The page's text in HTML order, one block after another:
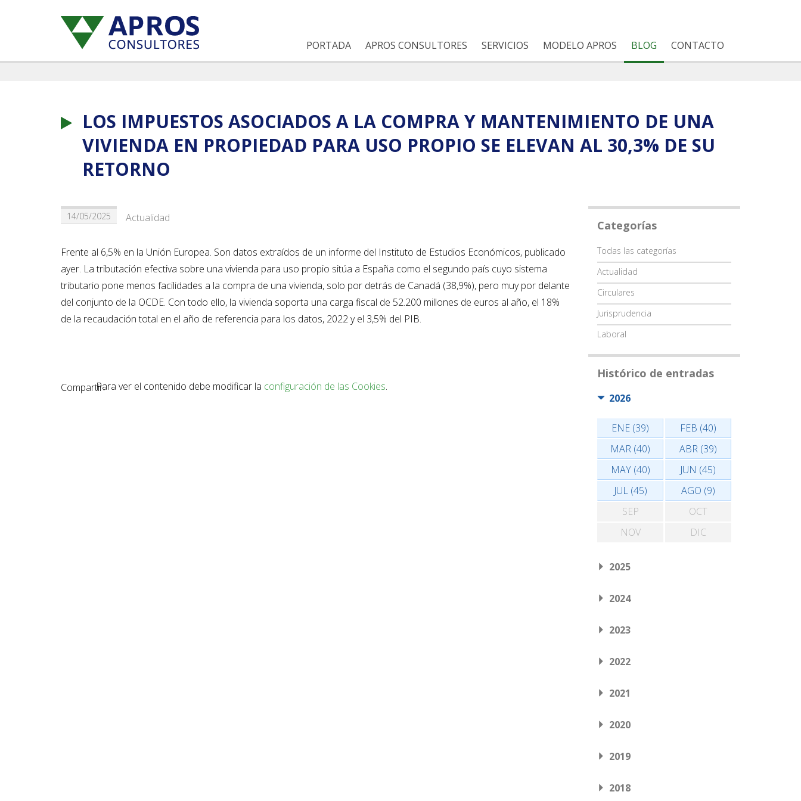
PORTADA APROS CONSULTORES SERVICIOS MODELO APROS BLOG CONTACTO
LOS IMPUESTOS ASOCIADOS A LA COMPRA Y MANTENIMIENTO DE UNA
VIVIENDA EN PROPIEDAD PARA USO PROPIO SE ELEVAN AL 30,3% DE SU
RETORNO
14/05/2025 Actualidad
Frente al 6,5% en la Unión Europea. Son datos extraídos de un informe del Instituto de Estudios Económicos, publicado
ayer. La tributación efectiva sobre una vivienda para uso propio sitúa a España como el segundo país cuyo sistema
tributario pone menos facilidades a la compra de una vivienda, solo por detrás de Canadá (38,9%), pero muy por delante
del conjunto de la OCDE. Con todo ello, la vivienda soporta una carga fiscal de 52.200 millones de euros al año, el 18%
de la recaudación total en el año de referencia para los datos, 2022 y el 3,5% del PIB.
Compartir:Para ver el contenido debe modificar la configuración de las Cookies.
Categorías
Categoría
Todas las categorías
Actualidad
Circulares
Jurisprudencia
Laboral
Histórico de entradas
2026
ENE (39)
FEB (40)
MAR (40)
ABR (39)
MAY (40)
JUN (45)
JUL (45)
AGO (9)
SEP
OCT
NOV
DIC
2025
2024
2023
2022
2021
2020
2019
2018